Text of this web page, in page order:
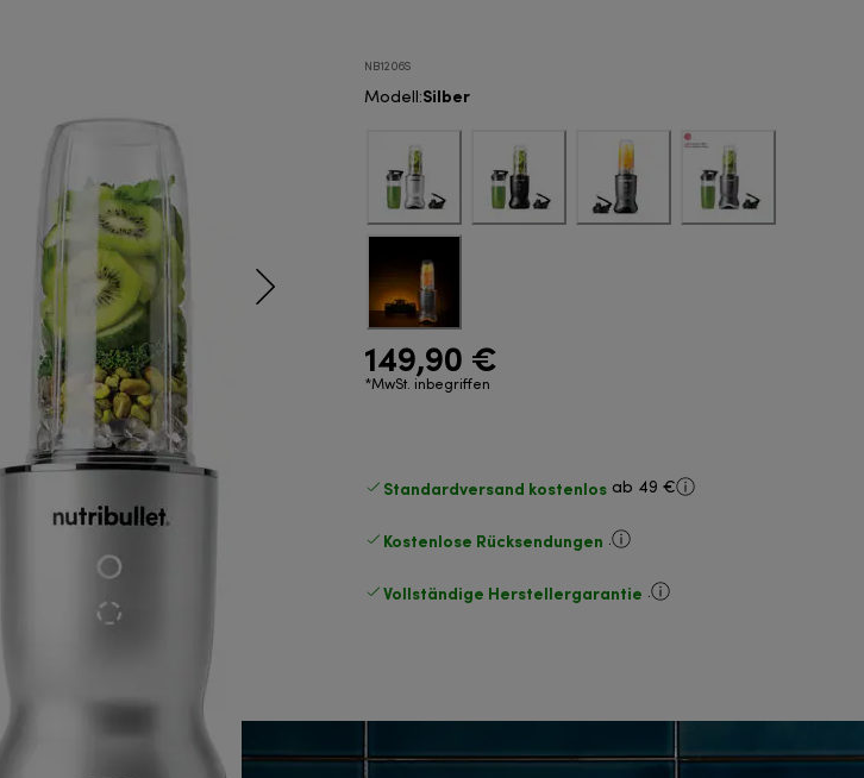
NB1206S
Modell :Silber
149,90 €
*MwSt. inbegriffen
Standardversand kostenlos ab 49 €
Kostenlose Rücksendungen .
Vollständige Herstellergarantie .